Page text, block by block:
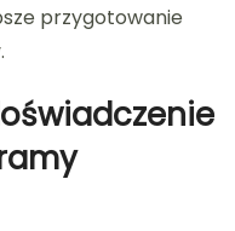
przygotowanie